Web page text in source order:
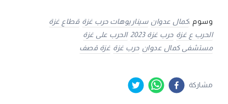
وسوم :كمال عدوان سيناريوهات حرب غزة قطاع غزة
الحرب ع غزة حرب غزة 2023
الحرب على غزة
مستشفى كمال عدوان حرب غزة غزة قصف
مشاركة